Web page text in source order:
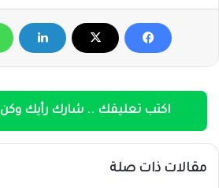
اكتب تعليقك .. شارك رأيك
مقالات ذات صلة